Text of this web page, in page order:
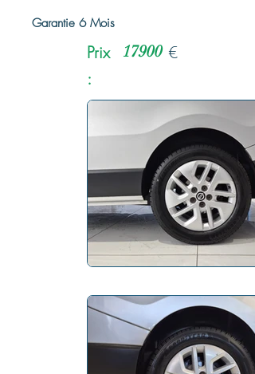
Garantie 6 Mois
Prix
:
17900 €